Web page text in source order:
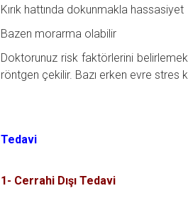
Kırık hattında dokunmakla hassasiyet
Bazen morarma olabilir
Doktorunuz risk faktörlerini belirlemek
röntgen çekilir. Bazı erken evre stres
Tedavi
1- Cerrahi Dışı Tedavi